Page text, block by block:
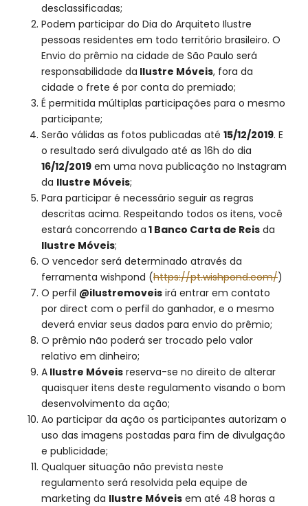
desclassificadas;
Podem participar do Dia do Arquiteto Ilustre
pessoas residentes em todo território brasileiro. O
Envio do prêmio na cidade de São Paulo será
responsabilidade da Ilustre Móveis, fora da
cidade o frete é por conta do premiado;
É permitida múltiplas participações para o mesmo
participante;
Serão válidas as fotos publicadas até 15/12/2019. E
o resultado será divulgado até as 16h do dia
16/12/2019em uma nova publicação no Instagram
da Ilustre Móveis;
Para participar é necessário seguir as regras
descritas acima. Respeitando todos os itens, você
estará concorrendo a 1 Banco Carta de Reisda
Ilustre Móveis;
O vencedor será determinado através da
ferramenta wishpond (https://pt.wishpond.com/)
O perfil @ilustremoveisirá entrar em contato
por direct com o perfil do ganhador, e o mesmo
deverá enviar seus dados para envio do prêmio;
O prêmio não poderá ser trocado pelo valor
relativo em dinheiro;
AIlustre Móveisreserva-se no direito de alterar
quaisquer itens deste regulamento visando o bom
desenvolvimento da ação;
Ao participar da ação os participantes autorizam o
uso das imagens postadas para fim de divulgação
e publicidade;
Qualquer situação não prevista neste
regulamento será resolvida pela equipe de
marketing da Ilustre Móveisem até 48 horas a